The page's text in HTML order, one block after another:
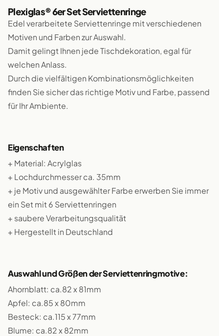
Plexiglas® 6er Set Serviettenringe
Edel verarbeitete Serviettenringe mit verschiedenen
Motiven und Farben zur Auswahl.
Damit gelingt Ihnen jede Tischdekoration, egal für
welchen Anlass.
Durch die vielfältigen Kombinationsmöglichkeiten
finden Sie sicher das richtige Motiv und Farbe, passend
für Ihr Ambiente.
Eigenschaften
+ Material: Acrylglas
+ Lochdurchmesser ca. 35mm
+ je Motiv und ausgewählter Farbe erwerben Sie immer
ein Set mit 6 Serviettenringen
+ saubere Verarbeitungsqualität
+ Hergestellt in Deutschland
Auswahl und Größen der Serviettenringmotive:
Ahornblatt: ca.82 x 81mm
Apfel: ca.85 x 80mm
Besteck: ca.115 x 77mm
Blume: ca.82 x 82mm